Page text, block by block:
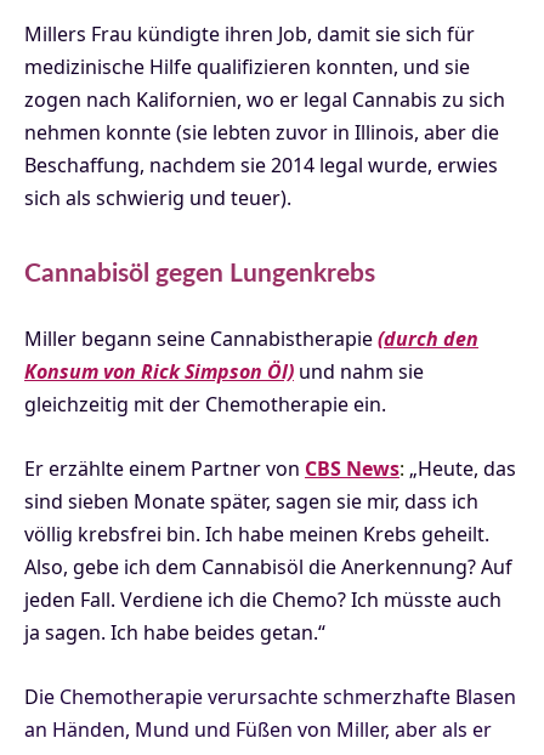
Millers Frau kündigte ihren Job, damit sie sich für
medizinische Hilfe qualifizieren konnten, und sie
zogen nach Kalifornien, wo er legal Cannabis zu sich
nehmen konnte (sie lebten zuvor in Illinois, aber die
Beschaffung, nachdem sie 2014 legal wurde, erwies
sich als schwierig und teuer).
Cannabisöl gegen Lungenkrebs
Miller begann seine Cannabistherapie(durch den
Konsum von Rick Simpson Öl) und nahm sie
gleichzeitig mit der Chemotherapie ein.
Er erzählte einem Partner von CBS News: „Heute, das
sind sieben Monate später, sagen sie mir, dass ich
völlig krebsfrei bin. Ich habe meinen Krebs geheilt.
Also, gebe ich dem Cannabisöl die Anerkennung? Auf
jeden Fall. Verdiene ich die Chemo? Ich müsste auch
ja sagen. Ich habe beides getan.“
Die Chemotherapie verursachte schmerzhafte Blasen
an Händen, Mund und Füßen von Miller, aber als er